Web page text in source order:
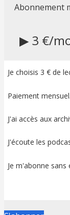
Abonnement
▶ 3 €/
Je choisis 3 € de
Paiement
J'ai accès aux
J'écoute les
Je m'abonne